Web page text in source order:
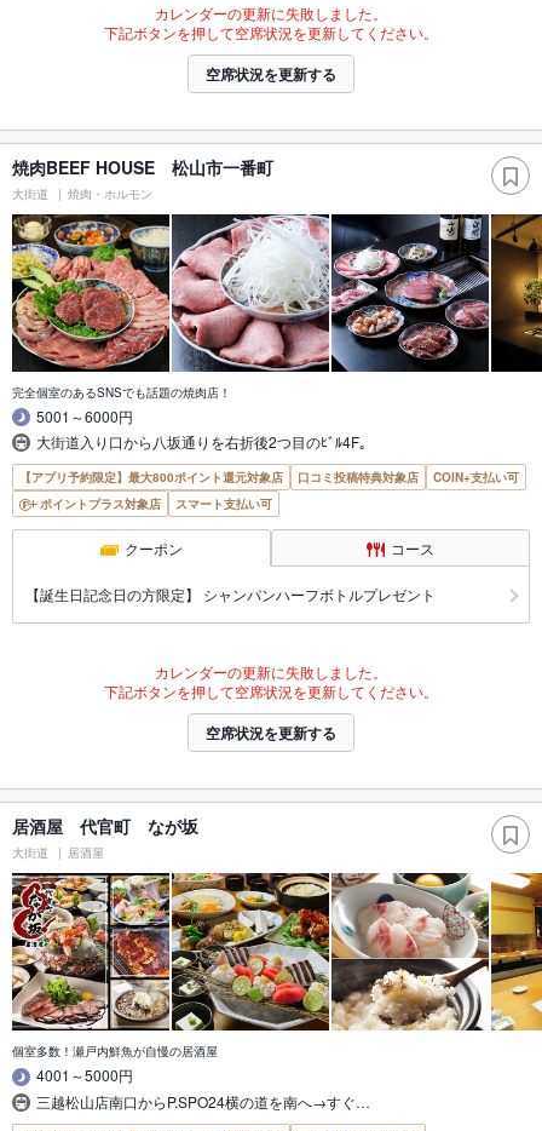
カレンダーの更新に失敗しました。
下記ボタンを押して空席状況を更新してください。
空席状況を更新する
焼肉BEEF HOUSE 松山市一番町
大街道 焼肉・ホルモン
完全個室のあるSNSでも話題の焼肉店！
5001～6000円
大街道入り口から八坂通りを右折後2つ目のﾋﾞﾙ4F｡
【アプリ予約限定】最大800ポイント還元対象店 口コミ投稿特典対象店
COIN+支払い可
ポイントプラス対象店
スマート支払い可
クーポン コース
【誕生日記念日の方限定】 シャンパンハーフボトルプレゼント
カレンダーの更新に失敗しました。
下記ボタンを押して空席状況を更新してください。
空席状況を更新する
居酒屋 代官町 なが坂
大街道 居酒屋
個室多数！瀬戸内鮮魚が自慢の居酒屋
4001～5000円
三越松山店南口からP.SPO24横の道を南へ→すぐ…